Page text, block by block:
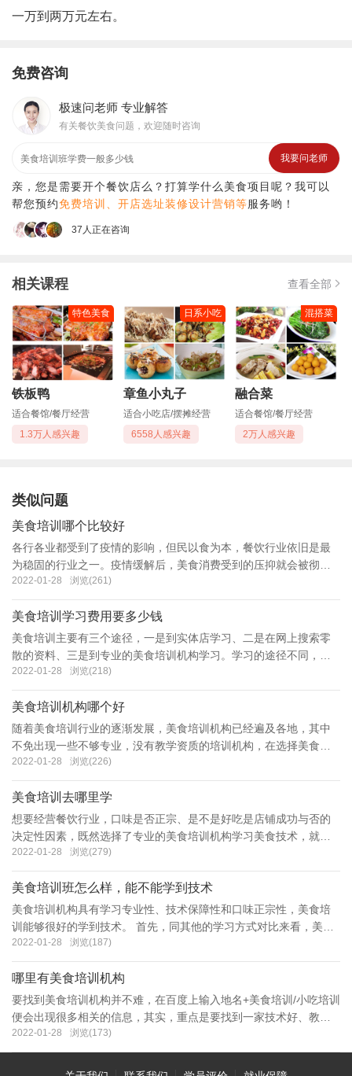
一万到两万元左右。
免费咨询
极速问老师 专业解答
有关餐饮美食问题，欢迎随时咨询
我要问老师
亲，您是需要开个餐饮店么？打算学什么美食项目呢？我可以
帮您预约免费培训、开店选址装修设计营销等服务哟！
37人正在咨询
相关课程 查看全部
铁板鸭
特色美食
适合餐馆/餐厅经营
1.3万人感兴趣
章鱼小丸子
日系小吃
适合小吃店/摆摊经营
6558人感兴趣
融合菜
混搭菜
适合餐馆/餐厅经营
2万人感兴趣
类似问题
美食培训哪个比较好
各行各业都受到了疫情的影响，但民以食为本，餐饮行业依旧是最
为稳固的行业之一。疫情缓解后，美食消费受到的压抑就会被彻底
释放出来，形成一股很强且持续时间很强的餐饮消费热潮。那么该
如何才能从事餐饮行业呢? 餐饮行
2022-01-28 浏览(261)
美食培训学习费用要多少钱
美食培训主要有三个途径，一是到实体店学习、二是在网上搜索零
散的资料、三是到专业的美食培训机构学习。学习的途径不同，自
然收费也是不同的。 首先是到实体店学习，但是要注意的是实体店
一般都不愿意向外教学，这会抢
2022-01-28 浏览(218)
美食培训机构哪个好
随着美食培训行业的逐渐发展，美食培训机构已经遍及各地，其中
不免出现一些不够专业，没有教学资质的培训机构，在选择美食培
训机构时，一定要进行多方对比和实地考察，那么评价美食培训机
构哪个好？到底有哪些标准呢？
2022-01-28 浏览(226)
美食培训去哪里学
想要经营餐饮行业，口味是否正宗、是不是好吃是店铺成功与否的
决定性因素，既然选择了专业的美食培训机构学习美食技术，就一
定不要贪图方便和快捷，就近随意选择一个培训班，美食培训是一
个极为专业的行业，一个口味好
2022-01-28 浏览(279)
美食培训班怎么样，能不能学到技术
美食培训机构具有学习专业性、技术保障性和口味正宗性，美食培
训能够很好的学到技术。 首先，同其他的学习方式对比来看，美食
培训机构是专业的培训机构，相对于自己琢磨和百度搜寻资料，显
然更专业，更靠谱，相对于到线
2022-01-28 浏览(187)
哪里有美食培训机构
要找到美食培训机构并不难，在百度上输入地名+美食培训/小吃培训
便会出现很多相关的信息，其实，重点是要找到一家技术好、教资
力量雄厚、口味正宗的培训机构。 那么如何选择一家正规专业的美
食培训机构呢？ 千问万问不如
2022-01-28 浏览(173)